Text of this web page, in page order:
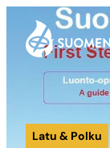
Siirry
suoraan
sisältöön
Suomen Latu
Latu & Polku